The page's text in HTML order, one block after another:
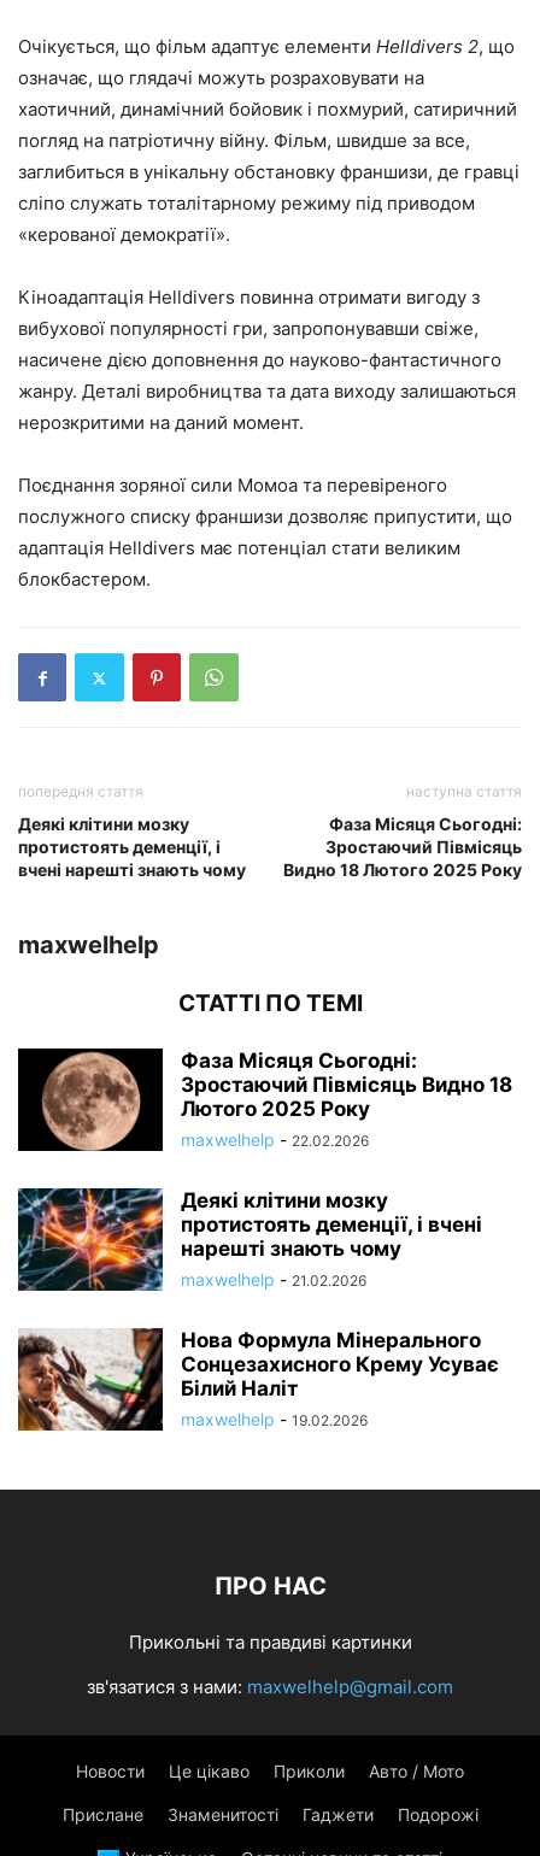
Очікується, що фільм адаптує елементи Helldivers 2, що
означає, що глядачі можуть розраховувати на
хаотичний, динамічний бойовик і похмурий, сатиричний
погляд на патріотичну війну. Фільм, швидше за все,
заглибиться в унікальну обстановку франшизи, де гравці
сліпо служать тоталітарному режиму під приводом
«керованої демократії».
Кіноадаптація Helldivers повинна отримати вигоду з
вибухової популярності гри, запропонувавши свіже,
насичене дією доповнення до науково-фантастичного
жанру. Деталі виробництва та дата виходу залишаються
нерозкритими на даний момент.
Поєднання зоряної сили Момоа та перевіреного
послужного списку франшизи дозволяє припустити, що
адаптація Helldivers має потенціал стати великим
блокбастером.
попередня стаття
Деякі клітини мозку
протистоять деменції, і
вчені нарешті знають чому
наступна стаття
Фаза Місяця Сьогодні:
Зростаючий Півмісяць
Видно 18 Лютого 2025 Року
maxwelhelp
СТАТТІ ПО ТЕМІ
Фаза Місяця Сьогодні:
Зростаючий Півмісяць Видно 18
Лютого 2025 Року
maxwelhelp - 22.02.2026
Деякі клітини мозку
протистоять деменції, і вчені
нарешті знають чому
maxwelhelp - 21.02.2026
Нова Формула Мінерального
Сонцезахисного Крему Усуває
Білий Наліт
maxwelhelp - 19.02.2026
ПРО НАС
Прикольні та правдиві картинки
зв'язатися з нами: maxwelhelp@gmail.com
Новости Це цікаво Приколи Авто / Мото
Прислане Знаменитості Гаджети Подорожі